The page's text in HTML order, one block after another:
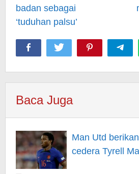
badan sebagai
‘tuduhan palsu’
Baca Juga
Man Utd
cedera Tyrell